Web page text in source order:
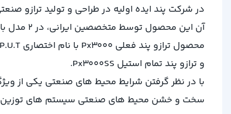
و ترازو پند تمام استیل Px3000SS.
با در نظر گرفتن شرایط محیط های صنعتی یکی از
سخت و خشن محیط های صنعتی سیستم های توزین